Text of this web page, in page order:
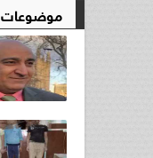
موضوعات